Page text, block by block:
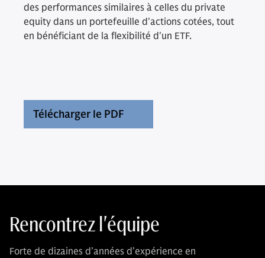
des performances similaires à celles du private
equity dans un portefeuille d'actions cotées, tout
en bénéficiant de la flexibilité d'un ETF.
Télécharger le PDF
Rencontrez l'équipe
Forte de dizaines d’années d’expérience en